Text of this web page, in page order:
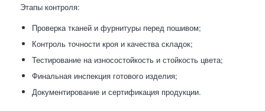
Этапы контроля:
Проверка тканей и фурнитуры перед пошивом;
Контроль точности кроя и качества складок;
Тестирование на износостойкость и стойкость цвета;
Финальная инспекция готового изделия;
Документирование и сертификация продукции.